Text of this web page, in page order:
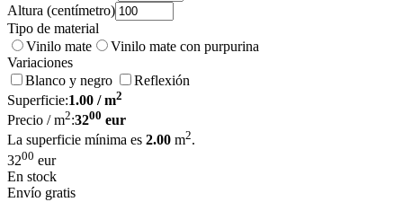
Altura (centímetro)
Tipo de material
Vinilo mate
Vinilo mate con purpurina
Variaciones
Blanco y negro
Reflexión
Superficie:1.00 / m2
Precio / m2:3200 eur
La superficie mínima es 2.00 m2.
3200 eur
En stock
Envío gratis